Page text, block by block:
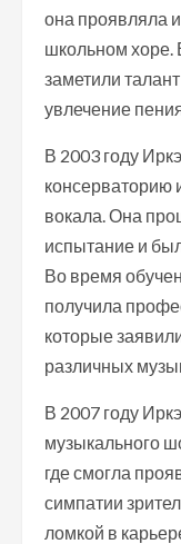
она проявляла
школьном хоре.
заметили
увлечение
В 2003 году
консерваторию
вокала. Она
испытание и
Во время
получила
которые
различных
В 2007 году
музыкального
где смогла
симпатии
ломкой в